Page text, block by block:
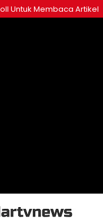
Untuk Membaca Artikel